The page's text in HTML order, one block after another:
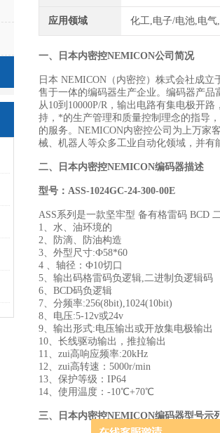
应用领域 化工,电子/电池,电气
一、日本内密控NEMICON公司简况
日本 NEMICON（内密控）株式会社成
售于一体的编码器生产企业。编码器产品
从10到10000P/R，输出电路有集电极开
持，*的生产管理和质量控制理念的指导
的服务。NEMICON内密控公司为上万家
械、机器人等众多工业自动化领域，并有
二、 日本内密控NEMICON编码器描述
型号：ASS-1024GC-24-300-00E
ASS系列是一款坚牢型 备有格雷码 BCD
1、水、油环境的
2、防滴、防油构造
3、外型尺寸:Ф58*60
4 、轴径：Ф10切口
5、输出码格雷码负逻辑,二进制负逻辑码
6、BCD码负逻辑
7、分频率:256(8bit),1024(10bit)
8、电压:5-12v或24v
9、输出形式:电压输出或开放集电极输出
10、长线驱动输出，推拉输出
11、zui高响应频率:20kHz
12、zui高转速：5000r/min
13、保护等级：IP64
14、使用温度：-10℃+70℃
三、 日本内密控NEMICON编码器型号示